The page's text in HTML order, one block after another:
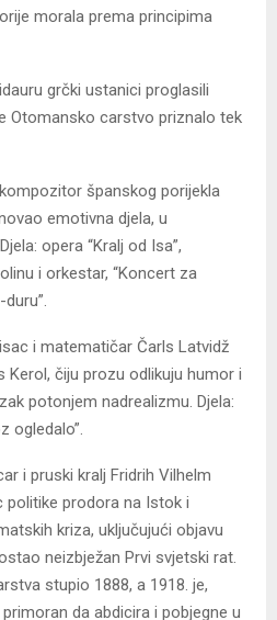
morala prema principima
grčki ustanici proglasili
Otomansko carstvo priznalo tek
španskog porijekla
emotivna djela, u
opera “Kralj od Isa”,
i orkestar, “Koncert za
i matematičar Čarls Latvidž
Kerol, čiju prozu odlikuju humor i
potonjem nadrealizmu. Djela:
ogledalo”.
i pruski kralj Fridrih Vilhelm
politike prodora na Istok i
kriza, uključujući objavu
neizbježan Prvi svjetski rat.
stupio 1888, a 1918. je,
da abdicira i pobjegne u